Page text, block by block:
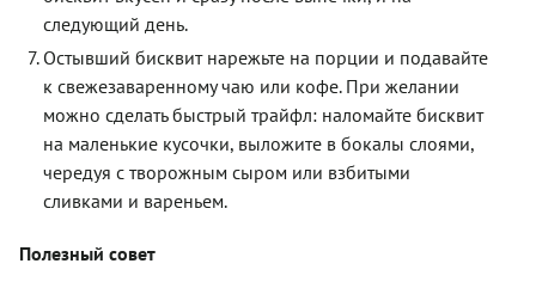
следующий день.
Остывший бисквит нарежьте на порции и подавайте
к свежезаваренному чаю или кофе. При желании
можно сделать быстрый трайфл: наломайте бисквит
на маленькие кусочки, выложите в бокалы слоями,
чередуя с творожным сыром или взбитыми
сливками и вареньем.
Полезный совет